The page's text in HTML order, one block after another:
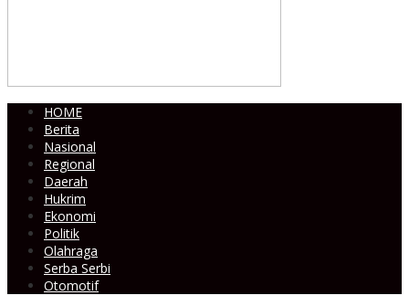
HOME
Berita
Nasional
Regional
Daerah
Hukrim
Ekonomi
Politik
Olahraga
Serba Serbi
Otomotif